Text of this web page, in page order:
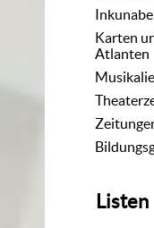
Karten
Atlanten
Listen